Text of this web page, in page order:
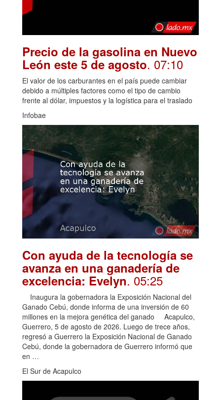
Precio de la gasolina en Nuevo
León este 5 de agosto. 07:10
El valor de los carburantes en el país puede cambiar
debido a múltiples factores como el tipo de cambio
frente al dólar, impuestos y la logística para el traslado
Infobae
Con ayuda de la tecnología se
avanza en una ganadería de
excelencia: Evelyn. 05:25
Inaugura la gobernadora la Exposición Nacional del
Ganado Cebú, donde informa de una inversión de 60
millones en la mejora genética del ganado Acapulco,
Guerrero, 5 de agosto de 2026. Luego de trece años,
regresó a Guerrero la Exposición Nacional de Ganado
Cebú, donde la gobernadora de Guerrero informó que
en …
El Sur de Acapulco